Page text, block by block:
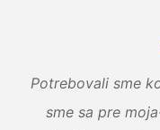
Potrebovali sme
sme sa pre